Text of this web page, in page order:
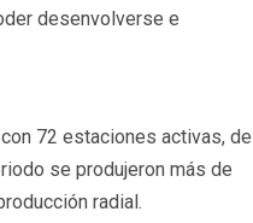
desenvolverse e
72 estaciones activas, de
se produjeron más de
radial.